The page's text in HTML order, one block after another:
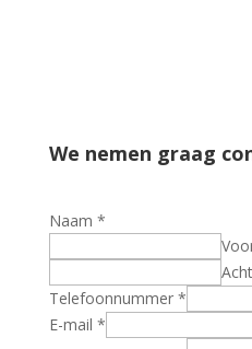
We nemen graag
Naam *
Telefoonnummer *
E-mail *